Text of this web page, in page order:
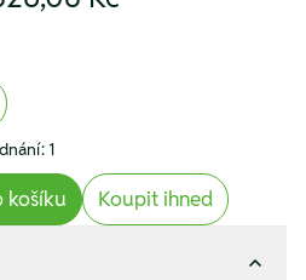
1
košíku Koupit ihned